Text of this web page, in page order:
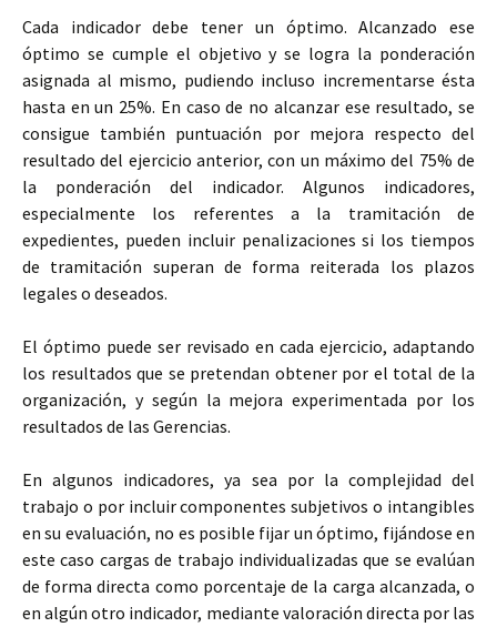
Cada indicador debe tener un óptimo. Alcanzado ese
óptimo se cumple el objetivo y se logra la ponderación
asignada al mismo, pudiendo incluso incrementarse ésta
hasta en un 25%. En caso de no alcanzar ese resultado, se
consigue también puntuación por mejora respecto del
resultado del ejercicio anterior, con un máximo del 75% de
la ponderación del indicador. Algunos indicadores,
especialmente los referentes a la tramitación de
expedientes, pueden incluir penalizaciones si los tiempos
de tramitación superan de forma reiterada los plazos
legales o deseados.
El óptimo puede ser revisado en cada ejercicio, adaptando
los resultados que se pretendan obtener por el total de la
organización, y según la mejora experimentada por los
resultados de las Gerencias.
En algunos indicadores, ya sea por la complejidad del
trabajo o por incluir componentes subjetivos o intangibles
en su evaluación, no es posible fijar un óptimo, fijándose en
este caso cargas de trabajo individualizadas que se evalúan
de forma directa como porcentaje de la carga alcanzada, o
en algún otro indicador, mediante valoración directa por las